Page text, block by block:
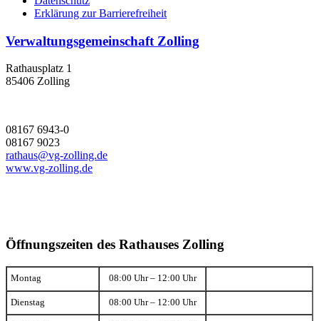
Erklärung zur Barrierefreiheit
Verwaltungsgemeinschaft Zolling
Rathausplatz 1
85406 Zolling
08167 6943-0
08167 9023
rathaus@vg-zolling.de
www.vg-zolling.de
Öffnungszeiten des Rathauses Zolling
Montag 08:00 Uhr – 12:00 Uhr
Dienstag 08:00 Uhr – 12:00 Uhr